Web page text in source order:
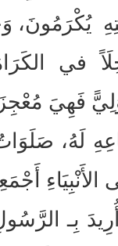
يُكْرَمُونَ،
في
فَهِيَ
لَهُ،
الأَنْبِيَاءِ
بِـ